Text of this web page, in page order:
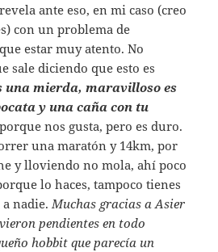
ante eso, en mi caso (creo
con un problema de
estar muy atento. No
sale diciendo que esto es
una mierda, maravilloso es
y una caña con tu
nos gusta, pero es duro.
una maratón y 14km, por
y lloviendo no mola, ahí poco
lo haces, tampoco tienes
a nadie.Muchas gracias a Asier
pendientes en todo
hobbit que parecía un